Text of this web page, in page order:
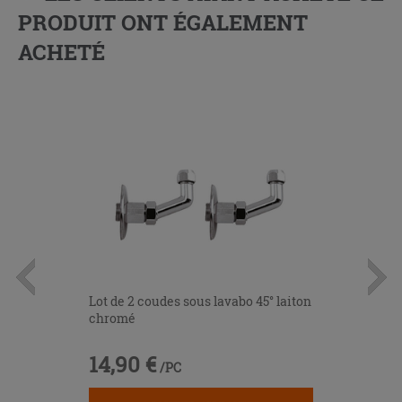
PRODUIT ONT ÉGALEMENT
ACHETÉ
Lot de 2 coudes sous lavabo 45° laiton
chromé
14,90 € /PC